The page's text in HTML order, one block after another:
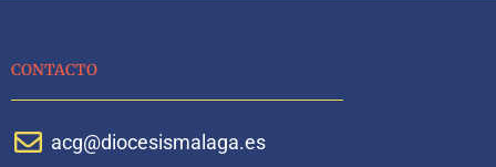
CONTACTO
acg@diocesismalaga.es